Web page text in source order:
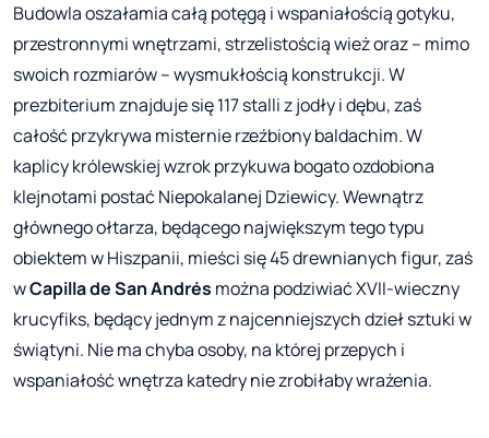
Budowla oszałamia całą potęgą i wspaniałością gotyku,
przestronnymi wnętrzami, strzelistością wież oraz – mimo
swoich rozmiarów – wysmukłością konstrukcji. W
prezbiterium znajduje się 117 stalli z jodły i dębu, zaś
całość przykrywa misternie rzeźbiony baldachim. W
kaplicy królewskiej wzrok przykuwa bogato ozdobiona
klejnotami postać Niepokalanej Dziewicy. Wewnątrz
głównego ołtarza, będącego największym tego typu
obiektem w Hiszpanii, mieści się 45 drewnianych figur, zaś
wCapilla de San Andrés można podziwiać XVII-wieczny
krucyfiks, będący jednym z najcenniejszych dzieł sztuki w
świątyni. Nie ma chyba osoby, na której przepych i
wspaniałość wnętrza katedry nie zrobiłaby wrażenia.